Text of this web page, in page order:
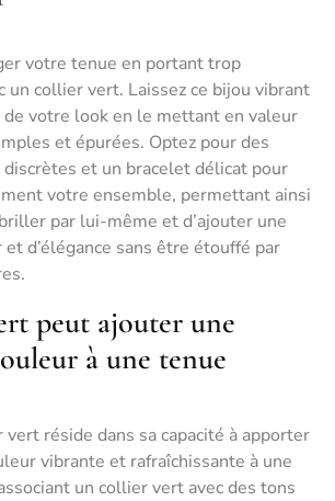
votre tenue en portant trop
un collier vert. Laissez ce bijou vibrant
votre look en le mettant en valeur
et épurées. Optez pour des
discrètes et un bracelet délicat pour
votre ensemble, permettant ainsi
par lui-même et d’ajouter une
d’élégance sans être étouffé par
peut ajouter une
à une tenue
vert réside dans sa capacité à apporter
vibrante et rafraîchissante à une
un collier vert avec des tons